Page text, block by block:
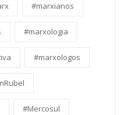
#marxianos
#marxologia
#marxologos
#Mercosul